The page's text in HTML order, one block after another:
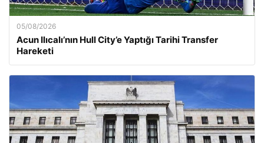
05/08/2026
Acun Ilıcalı’nın Hull City’e Yaptığı Tarihi Transfer
Hareketi